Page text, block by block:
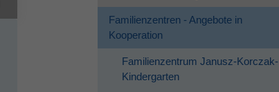
Familienzentren - Angebote in
Kooperation
Familienzentrum Janusz-Korczak-
Kindergarten